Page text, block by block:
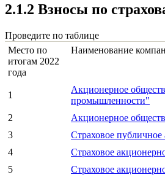
2.1.2 Взносы по
Проведите по таблице
Место по
итогам 2022
года
Наименование
1
Акционерное
промышленности"
2 Акционерное
3
Страховое
4
Страховое
5
Страховое